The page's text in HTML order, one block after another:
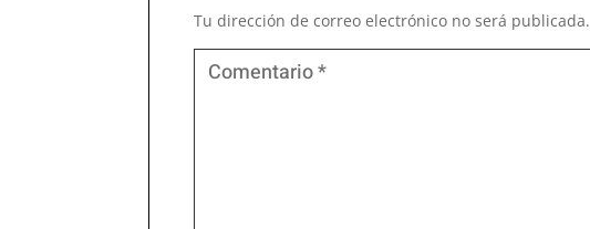
Tu dirección de correo electrónico no será publicada.